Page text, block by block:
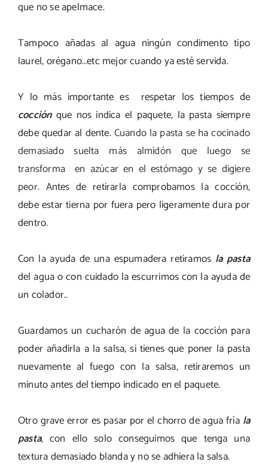
que no se apelmace.
Tampoco añadas al agua ningún condimento tipo
laurel, orégano…etc mejor cuando ya esté servida.
Y lo más importante es respetar los tiempos de
cocción que nos indica el paquete, la pasta siempre
debe quedar al dente.Cuando la pasta se ha cocinado
demasiado suelta más almidón que luego se
transforma en azúcar en el estómago y se digiere
peor. Antes de retirarla comprobamos la cocción,
debe estar tierna por fuera pero ligeramente dura por
dentro.
Con la ayuda de una espumadera retiramos la pasta
del agua o con cuidado la escurrimos con la ayuda de
un colador..
Guardamos un cucharón de agua de la cocción para
poder añadirla a la salsa, si tienes que poner la pasta
nuevamente al fuego con la salsa, retiraremos un
minuto antes del tiempo indicado en el paquete.
Otro grave error es pasar por el chorro de agua fría la
pasta, con ello solo conseguimos que tenga una
textura demasiado blanda y no se adhiera la salsa.